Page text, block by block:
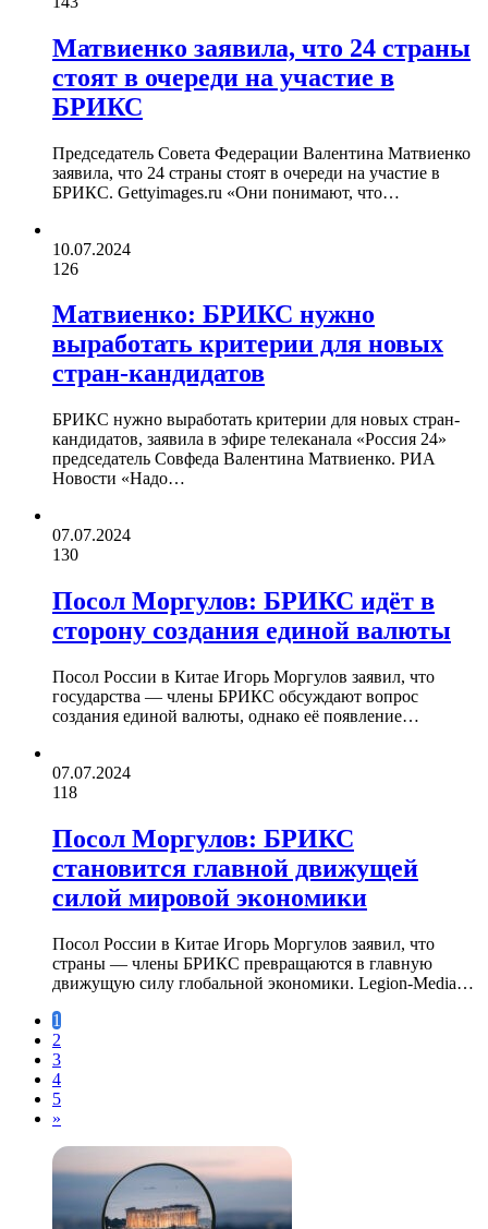
Матвиенко заявила, что 24 страны
стоят в очереди на участие в
БРИКС
Председатель Совета Федерации Валентина Матвиенко
заявила, что 24 страны стоят в очереди на участие в
БРИКС. Gettyimages.ru «Они понимают, что…
10.07.2024
126
Матвиенко: БРИКС нужно
выработать критерии для новых
стран-кандидатов
БРИКС нужно выработать критерии для новых стран-
кандидатов, заявила в эфире телеканала «Россия 24»
председатель Совфеда Валентина Матвиенко. РИА
Новости «Надо…
07.07.2024
130
Посол Моргулов: БРИКС идёт в
сторону создания единой валюты
Посол России в Китае Игорь Моргулов заявил, что
государства — члены БРИКС обсуждают вопрос
создания единой валюты, однако её появление…
07.07.2024
118
Посол Моргулов: БРИКС
становится главной движущей
силой мировой экономики
Посол России в Китае Игорь Моргулов заявил, что
страны — члены БРИКС превращаются в главную
движущую силу глобальной экономики. Legion-Media…
1
2
3
4
5
»